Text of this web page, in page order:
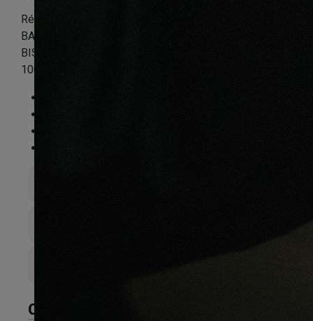
Référence:
BATON ROMPU CHENE MASSIF VERNI BROSSE PR
BIS SISI IMPERIAL 90X15X600mm – Certifié FSC
100%
CARACTÉRISTIQUES